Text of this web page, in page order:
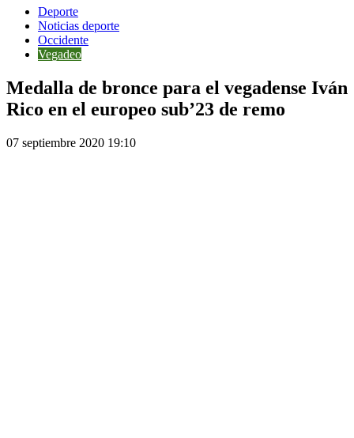
Deporte
Noticias deporte
Occidente
Vegadeo
Medalla de bronce para el vegadense Iván
Rico en el europeo sub’23 de remo
07 septiembre 2020 19:10